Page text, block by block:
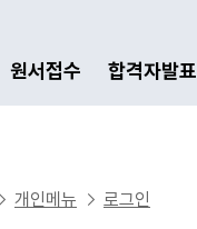
원서접수 합격자발표
개인메뉴 로그인